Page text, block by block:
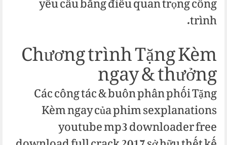
trình.
Chương trình Tặng Kèm
ngay & thưởng
Các công tác & buôn phân phối Tặng
Kèm ngay của phim sexplanations
youtube mp3 downloader free